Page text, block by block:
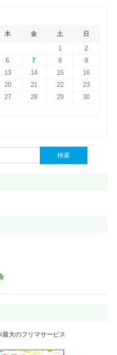
木 金 土
日
1
2
6 7 8
9
13 14 15
16
20 21 22
23
27 28 29
30
最大のフリマサービス